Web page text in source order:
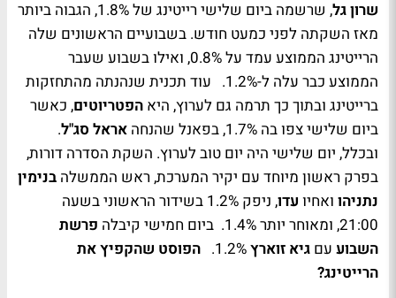
שרון גל
, שרשמה ביום שלישי רייטינג של 1.8%, הגבוה ביותר
מאז השקתה לפני כמעט חודש. בשבועיים הראשונים שלה
הרייטינג הממוצע עמד על 0.8%, ואילו בשבוע שעבר
הממוצע כבר עלה ל-1.2%. עוד תכנית שנהנתה מהתחזקות
ברייטינג ובתוך כך תרמה גם לערוץ, היא הפטריוטים, כאשר
ביום שלישי צפו בה 1.7%, בפאנל שהנחה
אראל סג"ל.
ובכלל, יום שלישי היה יום טוב לערוץ. השקת הסדרה דורות,
בפרק ראשון מיוחד עם יקיר המערכת, ראש הממשלה בנימין
נתניהו ואחיו עדו
, ניפק 1.2% בשידור הראשוני בשעה
21:00, ומאוחר יותר 1.4%. ביום חמישי קיבלה
פרשת
השבוע עם גיא זוארץ
הפוסט שהקפיץ את
הרייטינג?